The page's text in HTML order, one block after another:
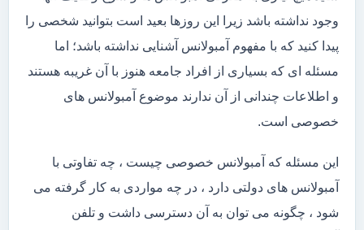
وجود نداشته باشد زیرا این روزها بعید است بتوانید شخصی را
پیدا کنید که با مفهوم آمبولانس آشنایی نداشته باشد؛ اما
مسئله ای که بسیاری از افراد جامعه هنوز با آن غریبه هستند
و اطلاعات چندانی از آن ندارند موضوع آمبولانس های
خصوصی است.
این مسئله که آمبولانس خصوصی چیست ، چه تفاوتی با
آمبولانس های دولتی دارد ، در چه مواردی به کار گرفته می
شود ، چگونه می توان به آن دسترسی داشت و تلفن